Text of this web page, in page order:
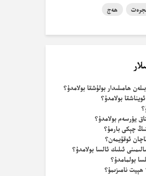
ھەج
ھامىلىدار بولۇشقا بولامدۇ؟
بولامدۇ؟
يۈرسەم بولامدۇ؟
چېكى بارمۇ؟
ئوقۇيمەن؟
ئىلىك ئالسا بولامدۇ؟
بولمامدۇ؟
نامىزىمۇ؟